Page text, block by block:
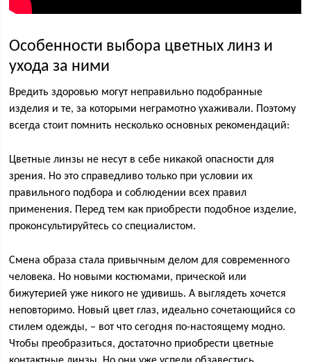
Особенности выбора цветных линз и
ухода за ними
Вредить здоровью могут неправильно подобранные
изделия и те, за которыми неграмотно ухаживали. Поэтому
всегда стоит помнить несколько основных рекомендаций:
Цветные линзы не несут в себе никакой опасности для
зрения. Но это справедливо только при условии их
правильного подбора и соблюдении всех правил
применения. Перед тем как приобрести подобное изделие,
проконсультируйтесь со специалистом.
Смена образа стала привычным делом для современного
человека. Но новыми костюмами, прической или
бижутерией уже никого не удивишь. А выглядеть хочется
неповторимо. Новый цвет глаз, идеально сочетающийся со
стилем одежды, – вот что сегодня по-настоящему модно.
Чтобы преобразиться, достаточно приобрести цветные